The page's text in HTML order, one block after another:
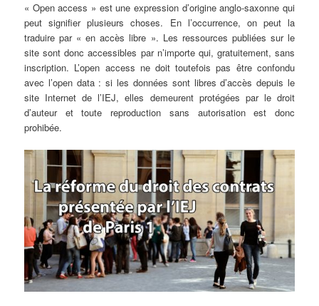
« Open access » est une expression d’origine anglo-saxonne qui
peut signifier plusieurs choses. En l’occurrence, on peut la
traduire par « en accès libre ». Les ressources publiées sur le
site sont donc accessibles par n’importe qui, gratuitement, sans
inscription. L’open access ne doit toutefois pas être confondu
avec l’open data : si les données sont libres d’accès depuis le
site Internet de l’IEJ, elles demeurent protégées par le droit
d’auteur et toute reproduction sans autorisation est donc
prohibée.